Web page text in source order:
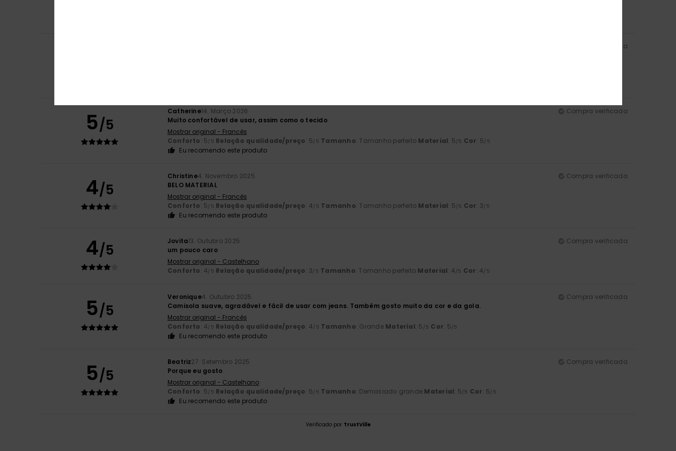
Compra verificada
5/5
Catherine14. Março 2026
Compra verificada
Muito confortável de usar, assim como o tecido
Mostrar original - Francês
Conforto: 5/5 Relação qualidade/preço: 5/5 Tamanho: Tamanho perfeito Material: 5/5 Cor: 5/5
Eu recomendo este produto
4/5
Christine4. Novembro 2025
Compra verificada
BELO MATERIAL
Mostrar original - Francês
Conforto: 5/5 Relação qualidade/preço: 4/5 Tamanho: Tamanho perfeito Material: 5/5 Cor: 3/5
Eu recomendo este produto
4/5 Jovita13. Outubro 2025
Compra verificada
um pouco caro
Mostrar original - Castelhano
Conforto: 4/5 Relação qualidade/preço: 3/5 Tamanho: Tamanho perfeito Material: 4/5 Cor: 4/5
5/5
Veronique4. Outubro 2025
Compra verificada
Camisola suave, agradável e fácil de usar com jeans. Também gosto muito da cor e da gola.
Mostrar original - Francês
Conforto: 4/5 Relação qualidade/preço: 4/5 Tamanho: Grande Material: 5 /5 Cor: 5/5
Eu recomendo este produto
5/5
Beatriz27. Setembro 2025
Compra verificada
Porque eu gosto
Mostrar original - Castelhano
Conforto: 5/5 Relação qualidade/preço: 5/5 Tamanho: Demasiado grande Material: 5/5 Cor: 5/5
Eu recomendo este produto
Verificado por TrustVille